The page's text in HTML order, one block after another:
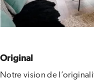
Original
Notre vision de